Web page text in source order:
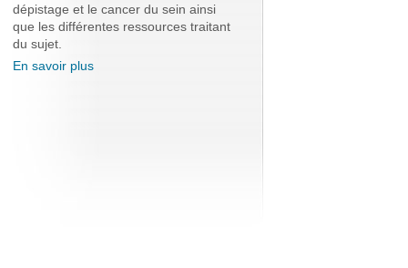
dépistage et le cancer du sein ainsi
que les différentes ressources traitant
du sujet.
En savoir plus